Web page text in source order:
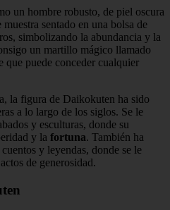
un hombre robusto, de piel oscura
sentado en una bolsa de
simbolizando la abundancia y la
un martillo mágico llamado
que puede conceder cualquier
la figura de Daikokuten ha sido
a lo largo de los siglos. Se le
y esculturas, donde su
y la fortuna. También ha
y leyendas, donde se le
de generosidad.